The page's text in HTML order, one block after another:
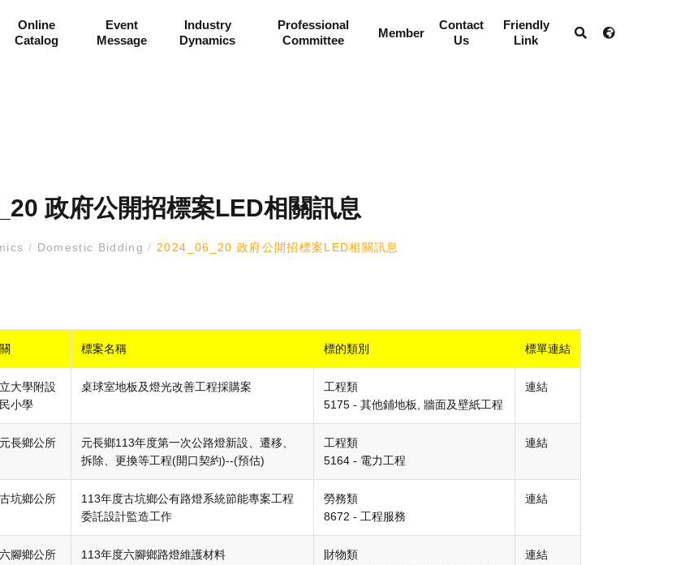
Online
Catalog
Event
Message
Industry
Dynamics
Professional
Committee
Member
Contact
Us
Friendly
Link
政府公開招標案LED相關訊息
/ Domestic Bidding/ 2024_06_20 政府公開招標案LED相關訊息
標案名稱 標的類別 標單連結
大學附設
小學
桌球室地板及燈光改善工程採購案
工程類
5175 - 其他鋪地板, 牆面及壁紙工程
連結
長鄉公所
元長鄉113年度第一次公路燈新設、遷移、
拆除、更換等工程(開口契約)--(預估)
工程類
5164 - 電力工程
連結
坑鄉公所
113年度古坑鄉公有路燈系統節能專案工程
委託設計監造工作
勞務類
8672 - 工程服務
連結
腳鄉公所 113年度六腳鄉路燈維護材料
財物類
連結